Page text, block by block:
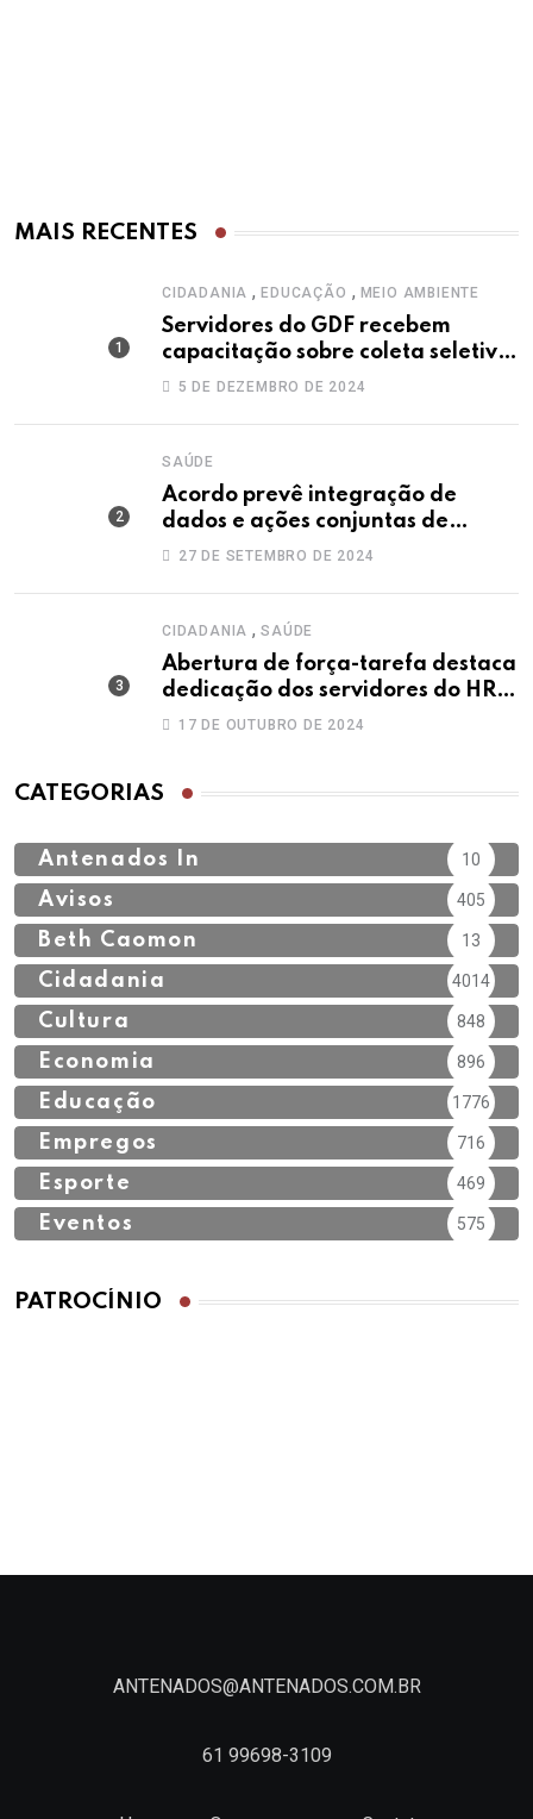
MAIS RECENTES
CIDADANIA ,EDUCAÇÃO , MEIO AMBIENTE
Servidores do GDF recebem
capacitação sobre coleta seletiva
solidária
5 DE DEZEMBRO DE 2024
SAÚDE
Acordo prevê integração de
dados e ações conjuntas de
secretarias contra a dengue
27 DE SETEMBRO DE 2024
CIDADANIA ,SAÚDE
Abertura de força-tarefa destaca
dedicação dos servidores do HRT
no Outubro Rosa
17 DE OUTUBRO DE 2024
CATEGORIAS
Antenados In 10
Avisos 405
Beth Caomon 13
Cidadania 4014
Cultura 848
Economia 896
Educação 1776
Empregos 716
Esporte 469
Eventos 575
PATROCÍNIO
ANTENADOS@ANTENADOS.COM.BR
61 99698-3109